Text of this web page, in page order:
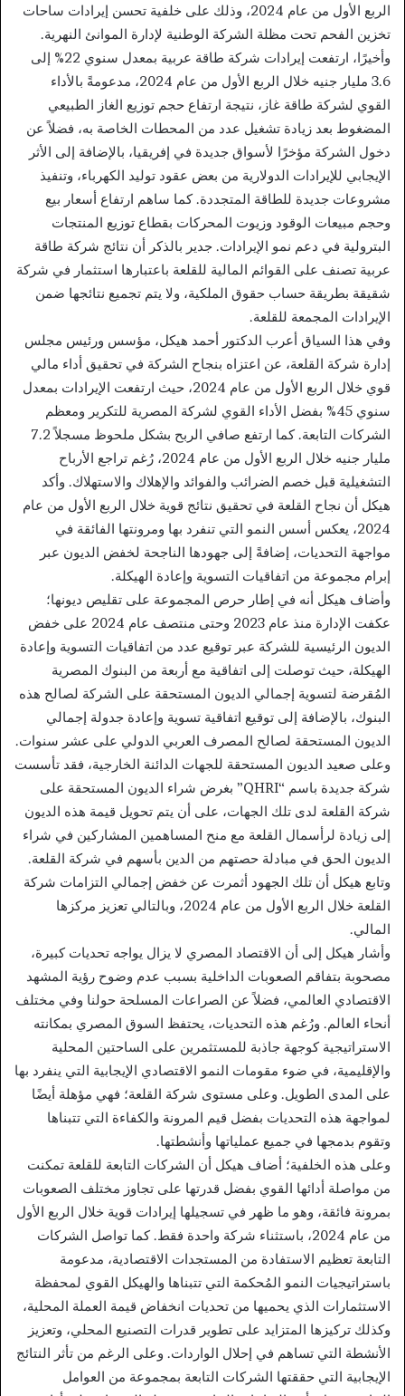
الربع الأول من عام 2024، وذلك على خلفية تحسن إيرادات ساحات
تخزين الفحم تحت مظلة الشركة الوطنية لإدارة الموانئ النهرية.
وأخيرًا، ارتفعت إيرادات شركة طاقة عربية بمعدل سنوي 22% إلى
3.6 مليار جنيه خلال الربع الأول من عام 2024، مدعومةً بالأداء
القوي لشركة طاقة غاز، نتيجة ارتفاع حجم توزيع الغاز الطبيعي
المضغوط بعد زيادة تشغيل عدد من المحطات الخاصة به، فضلاً عن
دخول الشركة مؤخرًا لأسواق جديدة في إفريقيا، بالإضافة إلى الأثر
الإيجابي للإيرادات الدولارية من بعض عقود توليد الكهرباء، وتنفيذ
مشروعات جديدة للطاقة المتجددة. كما ساهم ارتفاع أسعار بيع
وحجم مبيعات الوقود وزيوت المحركات بقطاع توزيع المنتجات
البترولية في دعم نمو الإيرادات. جدير بالذكر أن نتائج شركة طاقة
عربية تصنف على القوائم المالية للقلعة باعتبارها استثمار في شركة
شقيقة بطريقة حساب حقوق الملكية، ولا يتم تجميع نتائجها ضمن
الإيرادات المجمعة للقلعة.
وفي هذا السياق أعرب الدكتور أحمد هيكل، مؤسس ورئيس مجلس
إدارة شركة القلعة، عن اعتزاه بنجاح الشركة في تحقيق أداء مالي
قوي خلال الربع الأول من عام 2024، حيث ارتفعت الإيرادات بمعدل
سنوي 45% بفضل الأداء القوي لشركة المصرية للتكرير ومعظم
الشركات التابعة. كما ارتفع صافي الربح بشكل ملحوظ مسجلاً 7.2
مليار جنيه خلال الربع الأول من عام 2024، رُغم تراجع الأرباح
التشغيلية قبل خصم الضرائب والفوائد والإهلاك والاستهلاك. وأكد
هيكل أن نجاح القلعة في تحقيق نتائج قوية خلال الربع الأول من عام
2024، يعكس أسس النمو التي تنفرد بها ومرونتها الفائقة في
مواجهة التحديات، إضافةً إلى جهودها الناجحة لخفض الديون عبر
إبرام مجموعة من اتفاقيات التسوية وإعادة الهيكلة.
وأضاف هيكل أنه في إطار حرص المجموعة على تقليص ديونها؛
عكفت الإدارة منذ عام 2023 وحتى منتصف عام 2024 على خفض
الديون الرئيسية للشركة عبر توقيع عدد من اتفاقيات التسوية وإعادة
الهيكلة، حيث توصلت إلى اتفاقية مع أربعة من البنوك المصرية
المُقرضة لتسوية إجمالي الديون المستحقة على الشركة لصالح هذه
البنوك، بالإضافة إلى توقيع اتفاقية تسوية وإعادة جدولة إجمالي
الديون المستحقة لصالح المصرف العربي الدولي على عشر سنوات.
وعلى صعيد الديون المستحقة للجهات الدائنة الخارجية، فقد تأسست
شركة جديدة باسم “QHRI” بغرض شراء الديون المستحقة على
شركة القلعة لدى تلك الجهات، على أن يتم تحويل قيمة هذه الديون
إلى زيادة لرأسمال القلعة مع منح المساهمين المشاركين في شراء
الديون الحق في مبادلة حصتهم من الدين بأسهم في شركة القلعة.
وتابع هيكل أن تلك الجهود أثمرت عن خفض إجمالي التزامات شركة
القلعة خلال الربع الأول من عام 2024، وبالتالي تعزيز مركزها
المالي.
وأشار هيكل إلى أن الاقتصاد المصري لا يزال يواجه تحديات كبيرة،
مصحوبة بتفاقم الصعوبات الداخلية بسبب عدم وضوح رؤية المشهد
الاقتصادي العالمي، فضلاً عن الصراعات المسلحة حولنا وفي مختلف
أنحاء العالم. ورُغم هذه التحديات، يحتفظ السوق المصري بمكانته
الاستراتيجية كوجهة جاذبة للمستثمرين على الساحتين المحلية
والإقليمية، في ضوء مقومات النمو الاقتصادي الإيجابية التي ينفرد بها
على المدى الطويل. وعلى مستوى شركة القلعة؛ فهي مؤهلة أيضًا
لمواجهة هذه التحديات بفضل قيم المرونة والكفاءة التي تتبناها
وتقوم بدمجها في جميع عملياتها وأنشطتها.
وعلى هذه الخلفية؛ أضاف هيكل أن الشركات التابعة للقلعة تمكنت
من مواصلة أدائها القوي بفضل قدرتها على تجاوز مختلف الصعوبات
بمرونة فائقة، وهو ما ظهر في تسجيلها إيرادات قوية خلال الربع الأول
من عام 2024، باستثناء شركة واحدة فقط. كما تواصل الشركات
التابعة تعظيم الاستفادة من المستجدات الاقتصادية، مدعومة
باستراتيجيات النمو المُحكمة التي تتبناها والهيكل القوي لمحفظة
الاستثمارات الذي يحميها من تحديات انخفاض قيمة العملة المحلية،
وكذلك تركيزها المتزايد على تطوير قدرات التصنيع المحلي، وتعزيز
الأنشطة التي تساهم في إحلال الواردات. وعلى الرغم من تأثر النتائج
الإيجابية التي حققتها الشركات التابعة بمجموعة من العوامل